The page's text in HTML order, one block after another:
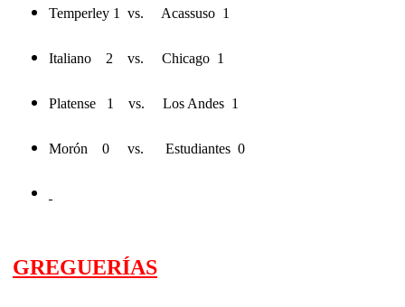
Temperley 1 vs. Acassuso 1
Italiano 2 vs. Chicago 1
Platense 1 vs. Los Andes 1
Morón 0 vs. Estudiantes 0
GREGUERÍAS